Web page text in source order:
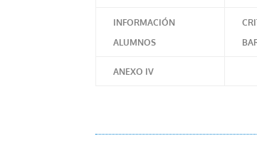
INFORMACIÓN
ALUMNOS
ANEXO IV